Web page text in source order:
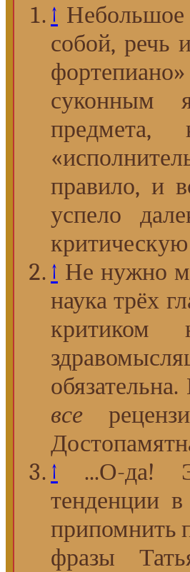
↑ Небольшое
собой, речь
правило, и
успело
↑ Не нужно
наука трёх
критиком
все
↑
...О-да!
тенденции
припомнить
фразы